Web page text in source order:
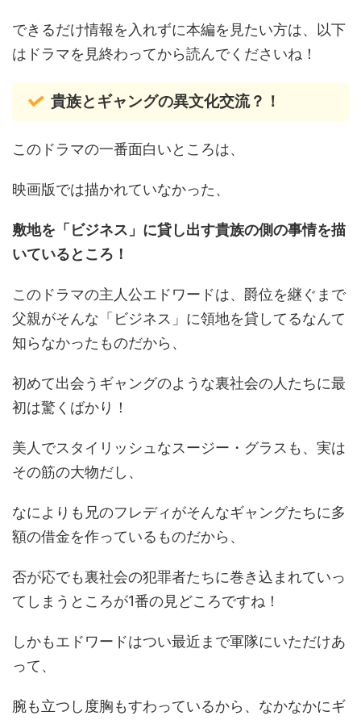
できるだけ情報を入れずに本編を見たい方は、以下
はドラマを見終わってから読んでくださいね！
貴族とギャングの異文化交流？！
このドラマの一番面白いところは、
映画版では描かれていなかった、
敷地を「ビジネス」に貸し出す貴族の側の事情を描
いているところ！
このドラマの主人公エドワードは、爵位を継ぐまで
父親がそんな「ビジネス」に領地を貸してるなんて
知らなかったものだから、
初めて出会うギャングのような裏社会の人たちに最
初は驚くばかり！
美人でスタイリッシュなスージー・グラスも、実は
その筋の大物だし、
なによりも兄のフレディがそんなギャングたちに多
額の借金を作っているものだから、
否が応でも裏社会の犯罪者たちに巻き込まれていっ
てしまうところが1番の見どころですね！
しかもエドワードはつい最近まで軍隊にいただけあ
って、
腕も立つし度胸もすわっているから、なかなかにギ